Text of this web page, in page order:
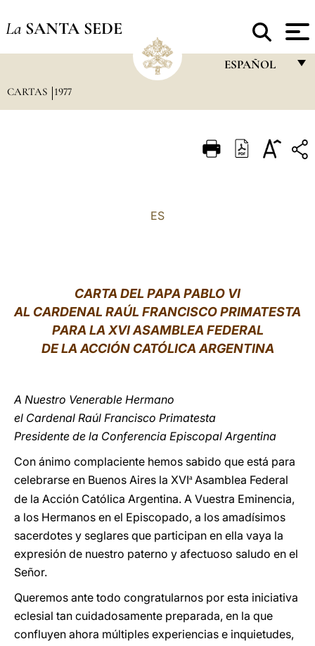
La SANTA SEDE
ESPAÑOL
ITALIANO
中文
LATINE
CARTAS 1977
ES
CARTA DEL PAPA PABLO VI
AL CARDENAL RAÚL FRANCISCO PRIMATESTA
PARA LA XVI ASAMBLEA FEDERAL
DE LA ACCIÓN CATÓLICA ARGENTINA
A Nuestro Venerable Hermano
el Cardenal Raúl Francisco Primatesta
Presidente de la Conferencia Episcopal Argentina
Con ánimo complaciente hemos sabido que está para
celebrarse en Buenos Aires la XVIªAsamblea Federal
de la Acción Católica Argentina. A Vuestra Eminencia,
a los Hermanos en el Episcopado, a los amadísimos
sacerdotes y seglares que participan en ella vaya la
expresión de nuestro paterno y afectuoso saludo en el
Señor.
Queremos ante todo congratularnos por esta iniciativa
eclesial tan cuidadosamente preparada, en la que
confluyen ahora múltiples experiencias e inquietudes,